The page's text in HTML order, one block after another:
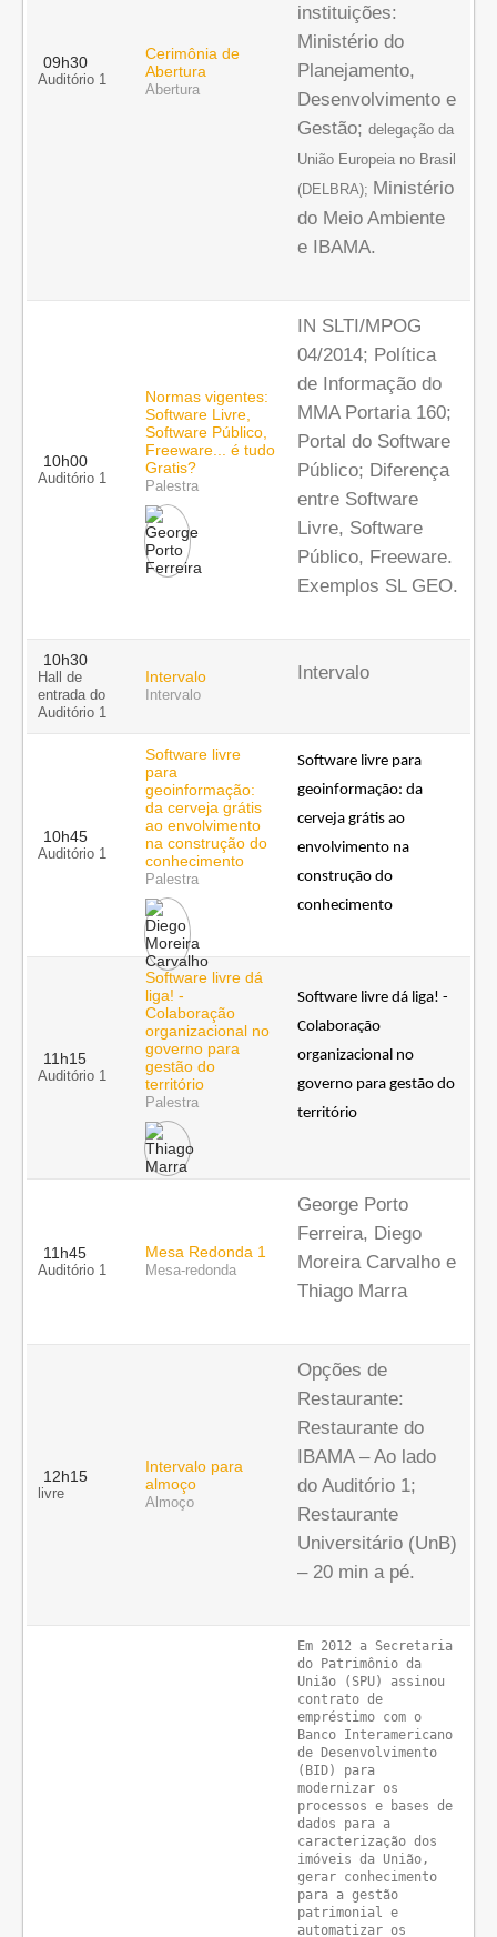
09h30
Auditório 1
Cerimônia de
Abertura
Abertura
instituições:
Ministério do
Planejamento,
Desenvolvimento e
Gestão; delegação da
União Europeia no Brasil
(DELBRA); Ministério
do Meio Ambiente
e IBAMA.
10h00
Auditório 1
Normas vigentes:
Software Livre,
Software Público,
Freeware... é tudo
Gratis?
Palestra
IN SLTI/MPOG
04/2014; Política
de Informação do
MMA Portaria 160;
Portal do Software
Público; Diferença
entre Software
Livre, Software
Público, Freeware.
Exemplos SL GEO.
10h30
Hall de
entrada do
Auditório 1
Intervalo
Intervalo
Intervalo
10h45
Auditório 1
Software livre
para
geoinformação:
da cerveja grátis
ao envolvimento
na construção do
conhecimento
Palestra
Software livre para
geoinformação: da
cerveja grátis ao
envolvimento na
construção do
conhecimento
11h15
Auditório 1
Software livre dá
liga! -
Colaboração
organizacional no
governo para
gestão do
território
Palestra
Software livre dá liga! -
Colaboração
organizacional no
governo para gestão do
território
11h45
Auditório 1
Mesa Redonda 1
Mesa-redonda
George Porto
Ferreira, Diego
Moreira Carvalho e
Thiago Marra
12h15
livre
Intervalo para
almoço
Almoço
Opções de
Restaurante:
Restaurante do
IBAMA – Ao lado
do Auditório 1;
Restaurante
Universitário (UnB)
– 20 min a pé.
Em 2012 a Secretaria
do Patrimônio da
União (SPU) assinou
contrato de
empréstimo com o
Banco Interamericano
de Desenvolvimento
(BID) para
modernizar os
processos e bases de
dados para a
caracterização dos
imóveis da União,
gerar conhecimento
para a gestão
patrimonial e
automatizar os